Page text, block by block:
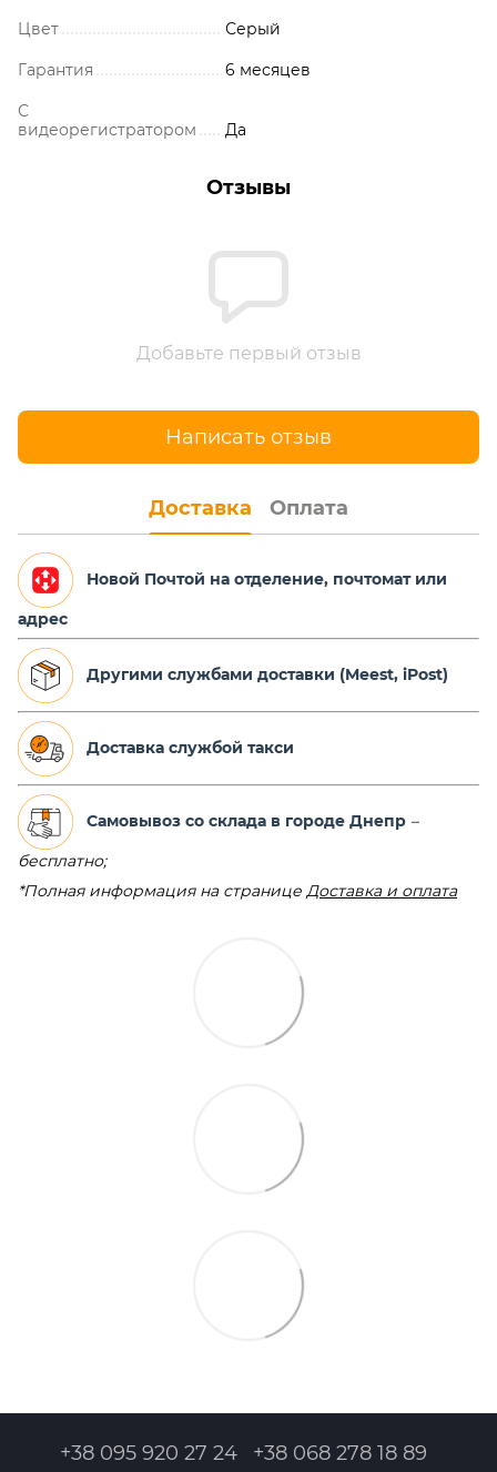
Цвет Серый
Гарантия 6 месяцев
С
видеорегистратором
Да
Отзывы
Добавьте первый отзыв
Написать отзыв
Доставка Оплата
Новой Почтой на отделение, почтомат или
адрес
Другими службами доставки (Meest, iPost)
Доставка службой такси
Самовывоз со склада в городе Днепр –
бесплатно;
*Полная информация на странице Доставка и оплата
+38 095 920 27 24 +38 068 278 18 89